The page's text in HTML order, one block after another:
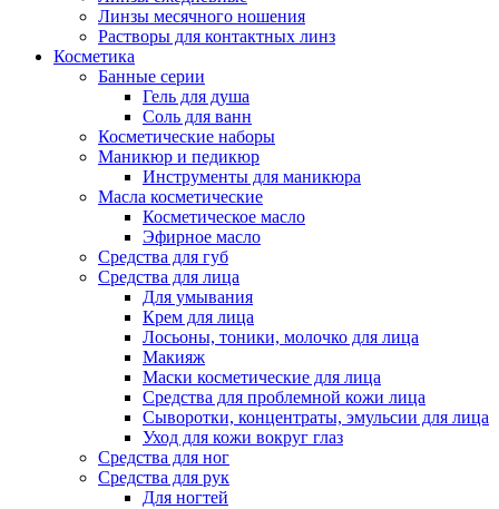
Линзы месячного ношения
Растворы для контактных линз
Косметика
Банные серии
Гель для душа
Соль для ванн
Косметические наборы
Маникюр и педикюр
Инструменты для маникюра
Масла косметические
Косметическое масло
Эфирное масло
Средства для губ
Средства для лица
Для умывания
Крем для лица
Лосьоны, тоники, молочко для лица
Макияж
Маски косметические для лица
Средства для проблемной кожи лица
Сыворотки, концентраты, эмульсии для лица
Уход для кожи вокруг глаз
Средства для ног
Средства для рук
Для ногтей